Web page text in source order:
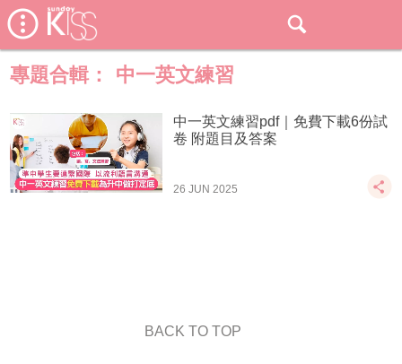
專題合輯： 中一英文練習
中一英文練習pdf｜免費下載6份試
卷 附題目及答案
26 JUN 2025
BACK TO TOP